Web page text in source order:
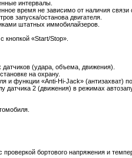
интервалы.
время не зависимо от наличия
запуска/останова двигателя.
штатных иммобилайзеров.
кнопкой «Start/Stop».
(удара, объема, движения).
на охрану.
и функции «Anti-Hi-Jack» (антизахват) по
датчика 2 (движения) в режимах
бортового напряжения и